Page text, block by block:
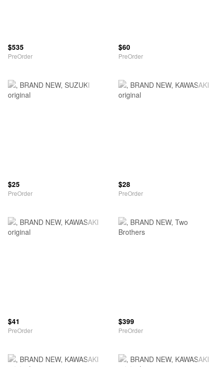
$535
PreOrder
$60
PreOrder
$25
PreOrder
$28
PreOrder
$41
PreOrder
$399
PreOrder